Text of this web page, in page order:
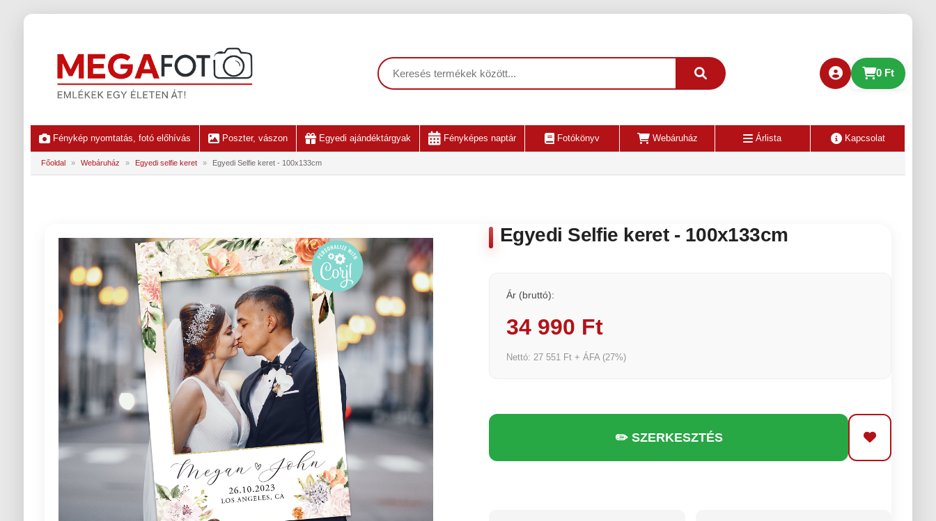
0 Ft
Fénykép nyomtatás, fotó előhívás Poszter, vászon Egyedi ajándéktárgyak Fényképes naptár Fotókönyv Webáruház Árlista Kapcsolat
Főoldal » Webáruház » Egyedi selfie keret » Egyedi Selfie keret - 100x133cm
Egyedi Selfie keret - 100x133cm
Ár (bruttó):
34 990 Ft
Nettó: 27 551 Ft + ÁFA (27%)
✏️ SZERKESZTÉS